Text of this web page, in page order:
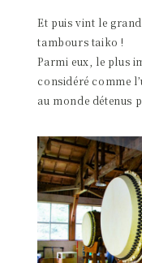
Et puis vint le
tambours taiko !
Parmi eux, le plus
considéré comme
au monde détenus